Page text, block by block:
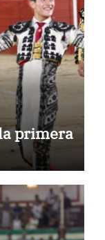
primera